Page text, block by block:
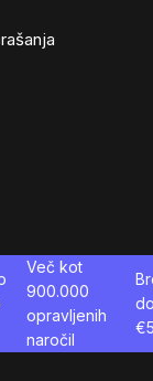
Več kot
900.000
opravljenih
naročil
€